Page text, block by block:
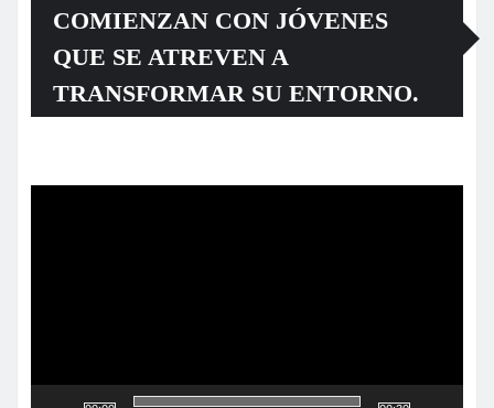
COMIENZAN CON JÓVENES
QUE SE ATREVEN A
TRANSFORMAR SU ENTORNO.